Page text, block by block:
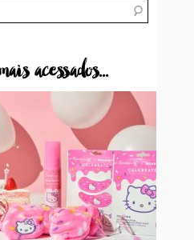
acessados...